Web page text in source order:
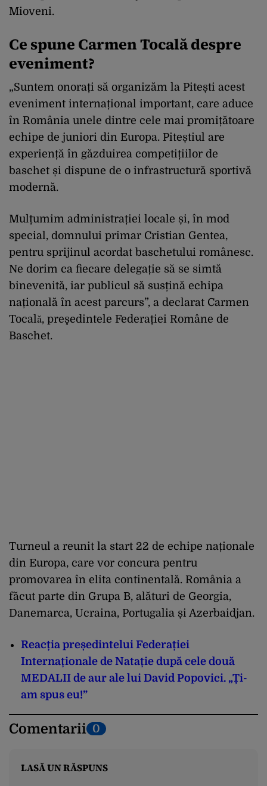
Mioveni.
Ce spune Carmen Tocală despre
eveniment?
„Suntem onorați să organizăm la Pitești acest
eveniment internațional important, care aduce
în România unele dintre cele mai promițătoare
echipe de juniori din Europa. Piteștiul are
experiență în găzduirea competițiilor de
baschet și dispune de o infrastructură sportivă
modernă.
Mulțumim administrației locale și, în mod
special, domnului primar Cristian Gentea,
pentru sprijinul acordat baschetului românesc.
Ne dorim ca fiecare delegație să se simtă
binevenită, iar publicul să susțină echipa
națională în acest parcurs”, a declarat Carmen
Tocalǎ, preşedintele Federației Române de
Baschet.
Turneul a reunit la start 22 de echipe naționale
din Europa, care vor concura pentru
promovarea în elita continentală. România a
făcut parte din Grupa B, alături de Georgia,
Danemarca, Ucraina, Portugalia și Azerbaidjan.
Reacția președintelui Federației
Internaționale de Natație după cele două
MEDALII de aur ale lui David Popovici. „Ți-
am spus eu!”
Comentarii 0
LASĂ UN RĂSPUNS